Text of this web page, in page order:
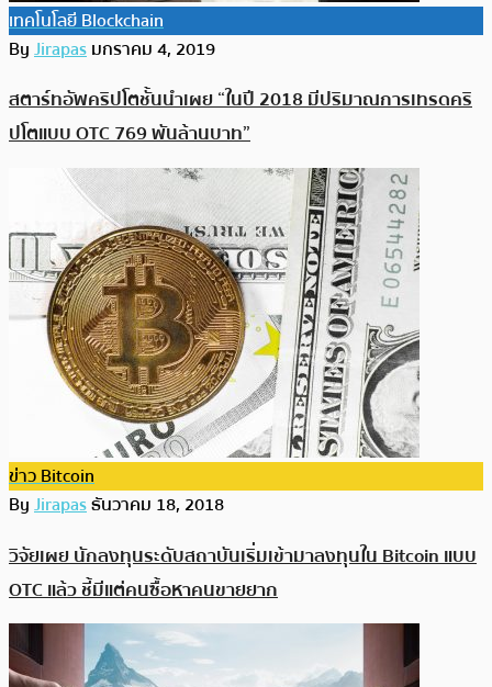
เทคโนโลยี Blockchain
ByJirapasมกราคม 4, 2019
สตาร์ทอัพคริปโตชั้นนำเผย “ในปี 2018 มีปริมาณการเทรดคริ
ปโตแบบ OTC 769 พันล้านบาท”
ข่าว Bitcoin
ByJirapasธันวาคม 18, 2018
วิจัยเผย นักลงทุนระดับสถาบันเริ่มเข้ามาลงทุนใน Bitcoin แบบ
OTC แล้ว ชี้มีแต่คนซื้อหาคนขายยาก